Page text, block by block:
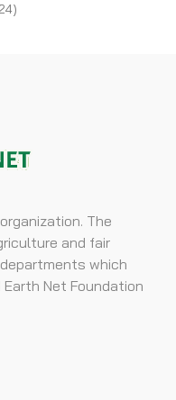
The
and fair
which
Net Foundation